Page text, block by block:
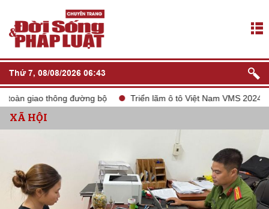
Thứ 7, 08/08/2026 06:43
giao thông đường bộ Triển lãm ô tô Việt Nam VMS 2024
XÃ HỘI